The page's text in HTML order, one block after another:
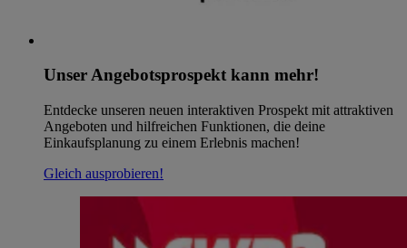
Unser Angebotsprospekt kann mehr!
Entdecke unseren neuen interaktiven Prospekt mit attraktiven
Angeboten und hilfreichen Funktionen, die deine
Einkaufsplanung zu einem Erlebnis machen!
Gleich ausprobieren!